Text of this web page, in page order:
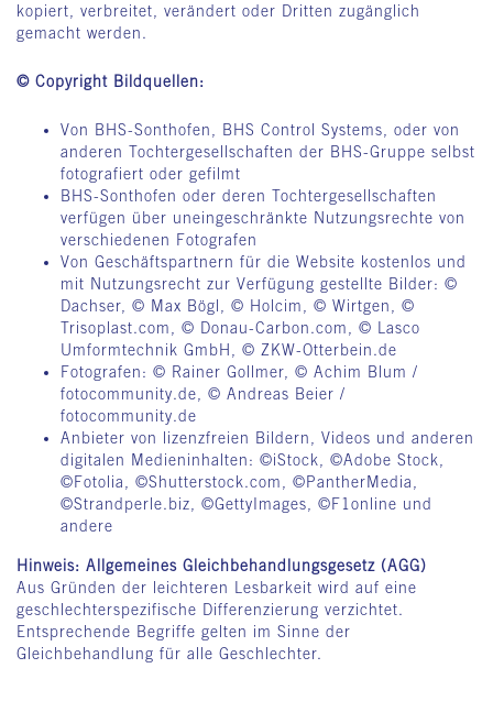
kopiert, verbreitet, verändert oder Dritten zugänglich
gemacht werden.
© Copyright Bildquellen:
Von BHS-Sonthofen, BHS Control Systems, oder von
anderen Tochtergesellschaften der BHS-Gruppe selbst
fotografiert oder gefilmt
BHS-Sonthofen oder deren Tochtergesellschaften
verfügen über uneingeschränkte Nutzungsrechte von
verschiedenen Fotografen
Von Geschäftspartnern für die Website kostenlos und
mit Nutzungsrecht zur Verfügung gestellte Bilder: ©
Dachser, © Max Bögl, © Holcim, © Wirtgen, ©
Trisoplast.com, © Donau-Carbon.com, © Lasco
Umformtechnik GmbH, © ZKW-Otterbein.de
Fotografen: © Rainer Gollmer, © Achim Blum /
fotocommunity.de, © Andreas Beier /
fotocommunity.de
Anbieter von lizenzfreien Bildern, Videos und anderen
digitalen Medieninhalten: ©iStock, ©Adobe Stock,
©Fotolia, ©Shutterstock.com, ©PantherMedia,
©Strandperle.biz, ©GettyImages, ©F1online und
andere
Hinweis: Allgemeines Gleichbehandlungsgesetz (AGG)
Aus Gründen der leichteren Lesbarkeit wird auf eine
geschlechterspezifische Differenzierung verzichtet.
Entsprechende Begriffe gelten im Sinne der
Gleichbehandlung für alle Geschlechter.